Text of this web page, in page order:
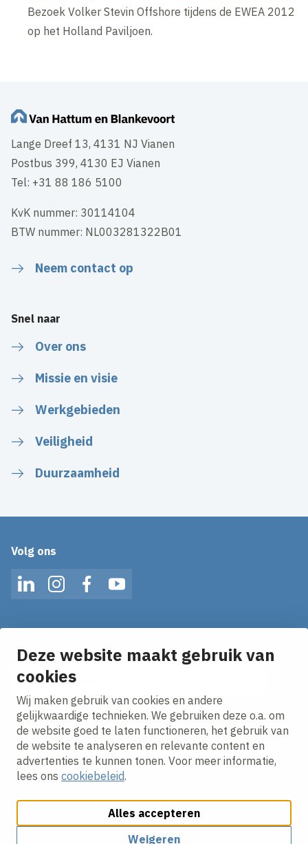
Deze website maakt gebruik van
cookies
Wij maken gebruik van cookies en andere
gelijkwaardige technieken. We gebruiken deze o.a. om
de website goed te laten functioneren, het gebruik van
de website te analyseren en relevante content en
advertenties te kunnen tonen. Voor meer informatie,
lees ons cookiebeleid.
Alles accepteren
Weigeren
Bezoek Volker Stevin Offshore tijdens de EWEA 2012
op het Holland Paviljoen.
Lange Dreef 13, 4131 NJ Vianen
Postbus 399, 4130 EJ Vianen
Tel: +31 88 186 5100
KvK nummer: 30114104
BTW nummer: NL003281322B01
Neem contact op
Snel naar
Over ons
Missie en visie
Werkgebieden
Veiligheid
Duurzaamheid
Volg ons
LinkedInInstagramFacebookYouTube
Ontvang onze nieuws alerts in je mailbox!
E-mailadres
Ik ga akkoord met hetprivacy statement.
Cookies aanpassenCookie beleidPrivacy policy